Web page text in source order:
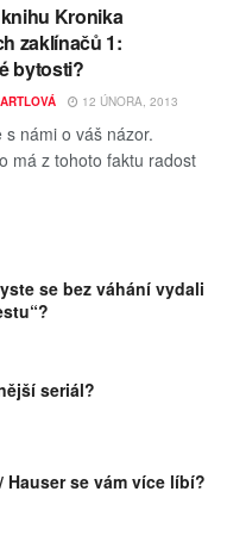
Kronika
zaklínačů 1:
bytosti?
12 ÚNORA, 2013
s námi o váš názor.
má z tohoto faktu radost
se bez váhání vydali
seriál?
Hauser se vám více líbí?